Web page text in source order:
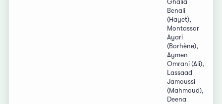
Ghalia
Benali
(Hayet),
Montassar
Ayari
(Borhène),
Aymen
Omrani (Ali),
Lassaad
Jamoussi
(Mahmoud),
Deena